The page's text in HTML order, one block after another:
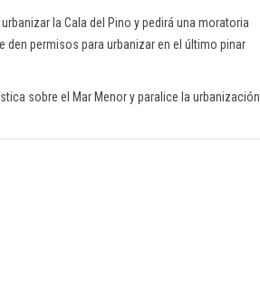
la Cala del Pino y pedirá una moratoria
den permisos para urbanizar en el último pinar
sobre el Mar Menor y paralice la urbanización